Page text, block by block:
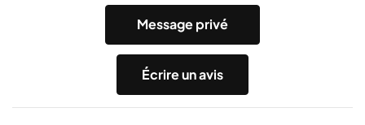
Message privé
Écrire un avis